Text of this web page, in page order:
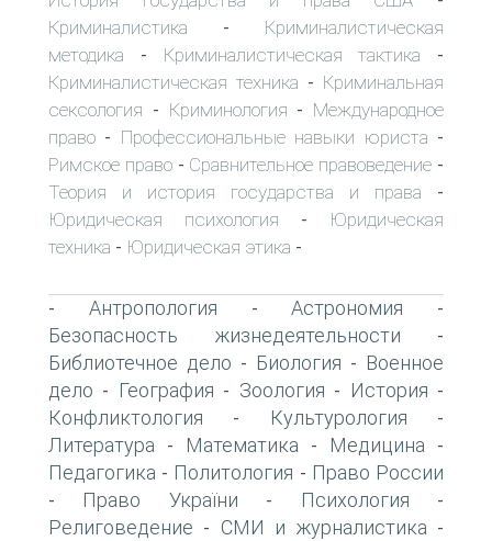
Криминалистика - Криминалистическая
методика - Криминалистическая тактика -
Криминалистическая техника - Криминальная
сексология - Криминология - Международное
право - Профессиональные навыки юриста -
Римское право- Сравнительное правоведение -
Теория и история государства и права -
Юридическая психология -
Юридическая
техника - Юридическая этика -
- Антропология -Астрономия -
Безопасность жизнедеятельности -
Библиотечное дело - Биология - Военное
дело - География - Зоология - История -
Конфликтология - Культурология -
Литература - Математика - Медицина -
Педагогика - Политология - Право России
- Право України - Психология -
Религоведение - СМИ и журналистика -